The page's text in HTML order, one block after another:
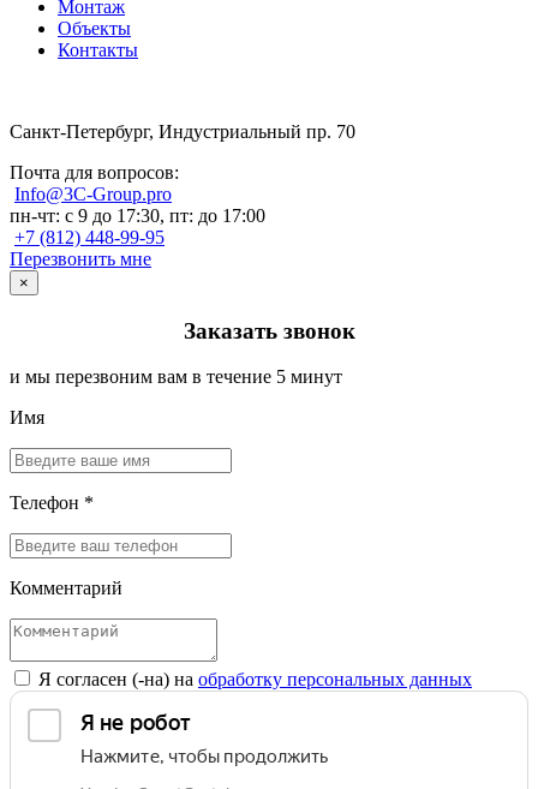
Монтаж
Объекты
Контакты
Санкт-Петербург, Индустриальный пр. 70
Почта для вопросов:
Info@3C-Group.pro
пн-чт: с 9 до 17:30, пт: до 17:00
+7 (812) 448-99-95
Перезвонить мне
×
Заказать звонок
и мы перезвоним вам в течение 5 минут
Имя
Телефон *
Комментарий
Я согласен (-на) на обработку персональных данных